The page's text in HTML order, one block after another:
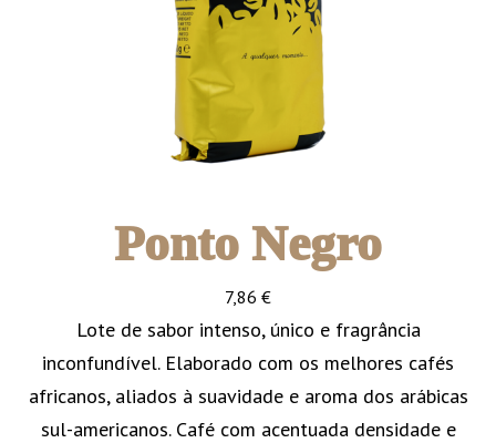
Ponto Negro
7,86 €
Lote de sabor intenso, único e fragrância
inconfundível. Elaborado com os melhores cafés
africanos, aliados à suavidade e aroma dos arábicas
sul-americanos. Café com acentuada densidade e